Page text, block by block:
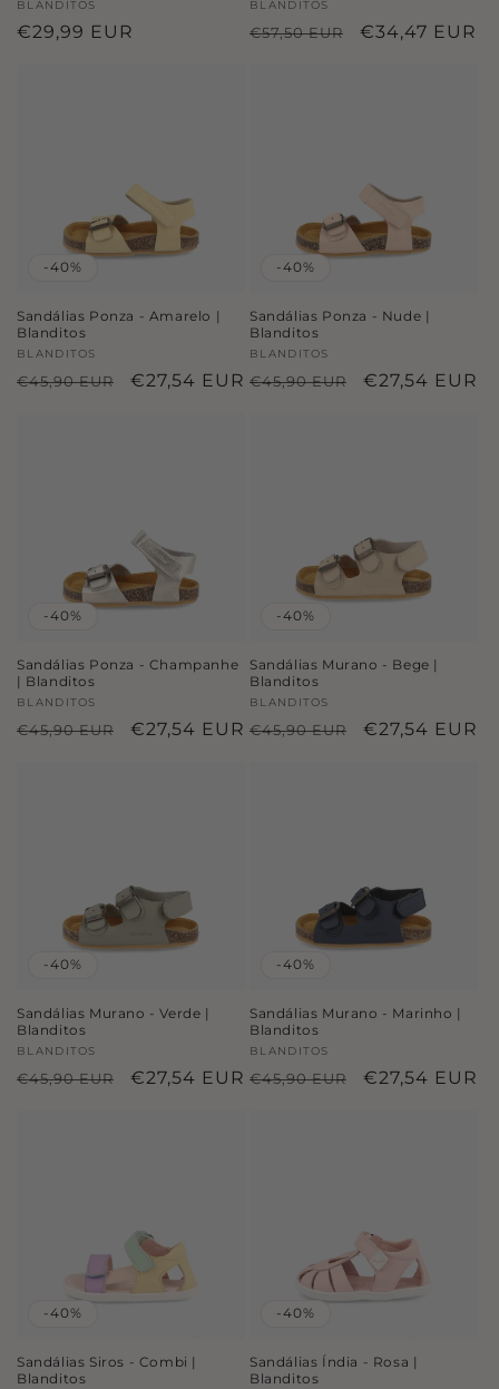
Fornecedor:
BLANDITOS
Preço
€29,99 EUR
Fornecedor:
BLANDITOS
Preço
€57,50 EUR
Preço
€34,47 EUR
-40%
Sandálias Ponza - Amarelo |
Blanditos
Fornecedor:
BLANDITOS
Preço
€45,90 EUR
Preço
€27,54 EUR
-40%
Sandálias Ponza - Nude |
Blanditos
Fornecedor:
BLANDITOS
Preço
€45,90 EUR
Preço
€27,54 EUR
-40%
Sandálias Ponza - Champanhe
| Blanditos
Fornecedor:
BLANDITOS
Preço
€45,90 EUR
Preço
€27,54 EUR
-40%
Sandálias Murano - Bege |
Blanditos
Fornecedor:
BLANDITOS
Preço
€45,90 EUR
Preço
€27,54 EUR
-40%
Sandálias Murano - Verde |
Blanditos
Fornecedor:
BLANDITOS
Preço
€45,90 EUR
Preço
€27,54 EUR
-40%
Sandálias Murano - Marinho |
Blanditos
Fornecedor:
BLANDITOS
Preço
€45,90 EUR
Preço
€27,54 EUR
-40%
Sandálias Siros - Combi |
Blanditos
-40%
Sandálias Índia - Rosa |
Blanditos